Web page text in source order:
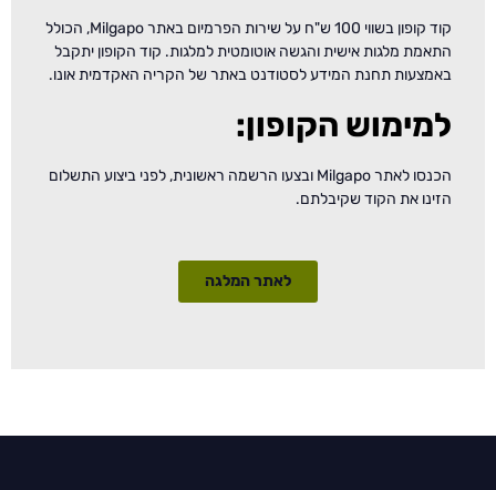
קוד קופון בשווי 100 ש"ח על שירות הפרמיום באתר Milgapo, הכולל
התאמת מלגות אישית והגשה אוטומטית למלגות. קוד הקופון יתקבל
באמצעות תחנת המידע לסטודנט באתר של הקריה האקדמית אונו.
למימוש הקופון:
הכנסו לאתר Milgapo ובצעו הרשמה ראשונית, לפני ביצוע התשלום
הזינו את הקוד שקיבלתם.
לאתר המלגה